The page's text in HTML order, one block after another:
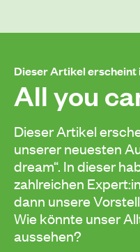
Dieser Artikel erscheint
All you
Dieser Artikel
unserer neuesten
dream“. In dieser
zahlreichen
dann unsere
Wie könnte unser
aussehen?